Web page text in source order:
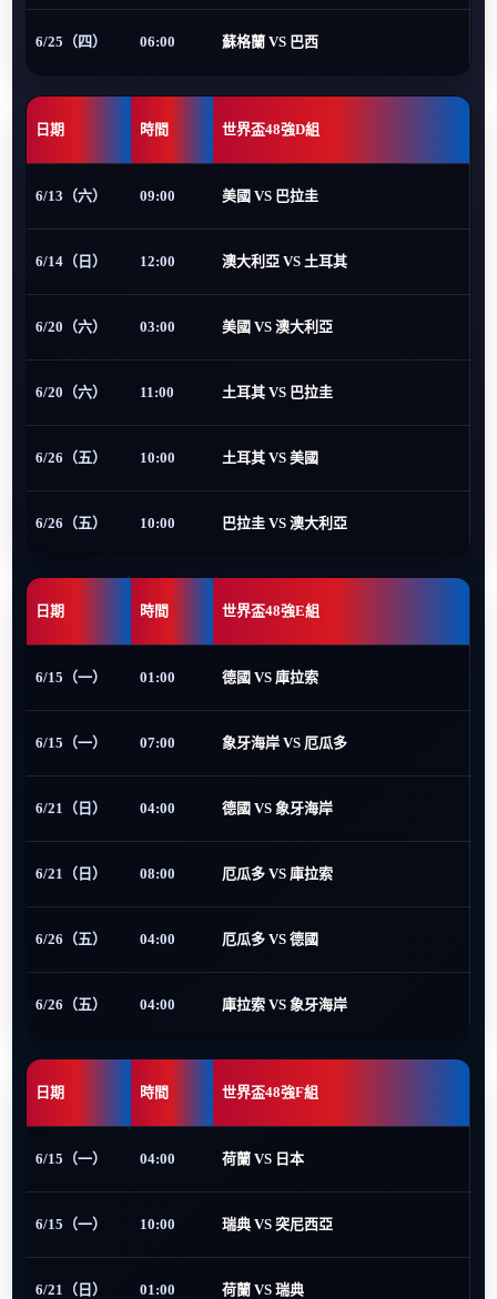
6/25（四） 06:00 蘇格蘭 VS 巴西
日期 時間 世界盃48強D組
6/13（六） 09:00 美國 VS 巴拉圭
6/14（日） 12:00 澳大利亞 VS 土耳其
6/20（六） 03:00 美國 VS 澳大利亞
6/20（六） 11:00 土耳其 VS 巴拉圭
6/26（五） 10:00 土耳其 VS 美國
6/26（五） 10:00 巴拉圭 VS 澳大利亞
日期 時間 世界盃48強E組
6/15（一） 01:00 德國 VS 庫拉索
6/15（一） 07:00 象牙海岸 VS 厄瓜多
6/21（日） 04:00 德國 VS 象牙海岸
6/21（日） 08:00 厄瓜多 VS 庫拉索
6/26（五） 04:00 厄瓜多 VS 德國
6/26（五） 04:00 庫拉索 VS 象牙海岸
日期 時間 世界盃48強F組
6/15（一） 04:00 荷蘭 VS 日本
6/15（一） 10:00 瑞典 VS 突尼西亞
6/21（日） 01:00 荷蘭 VS 瑞典